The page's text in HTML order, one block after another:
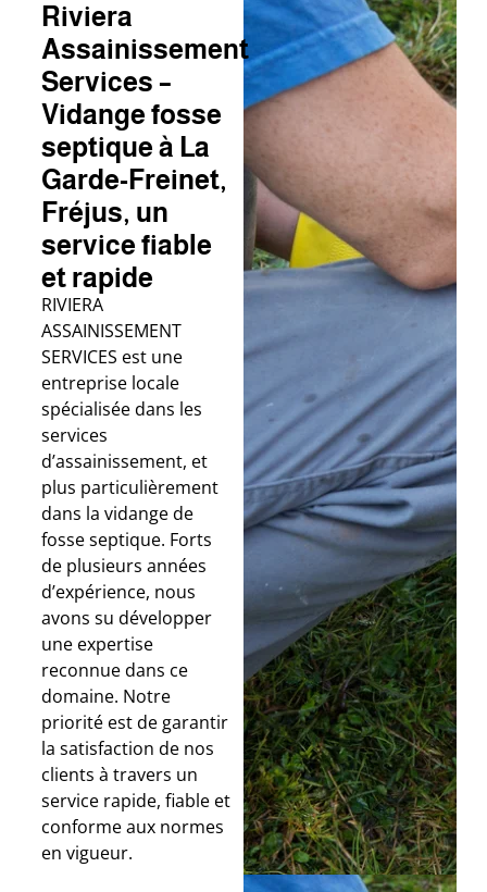
Riviera
Assainissement
Services –
Vidange fosse
septique à La
Garde-Freinet,
Fréjus, un
service fiable
et rapide
RIVIERA
ASSAINISSEMENT
SERVICES est une
entreprise locale
spécialisée dans les
services
d’assainissement, et
plus particulièrement
dans la vidange de
fosse septique. Forts
de plusieurs années
d’expérience, nous
avons su développer
une expertise
reconnue dans ce
domaine. Notre
priorité est de garantir
la satisfaction de nos
clients à travers un
service rapide, fiable et
conforme aux normes
en vigueur.